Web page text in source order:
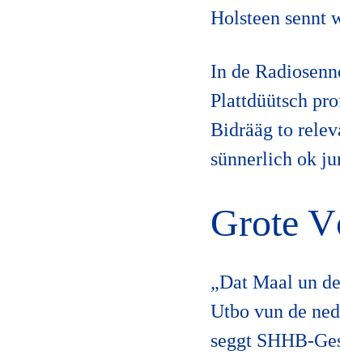
Holsteen sennt
In de
Plattdüütsch
Bidrääg to
sünnerlich ok
Grote
„Dat Maal un
Utbo vun de
seggt SHHB-